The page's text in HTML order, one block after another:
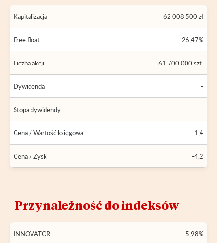
Kapitalizacja 62 008 500 zł
Free float 26,47%
Liczba akcji 61 700 000 szt.
Dywidenda -
Stopa dywidendy -
Cena / Wartość księgowa 1,4
Cena / Zysk -4,2
Przynależność do indeksów
INNOVATOR 5,98%